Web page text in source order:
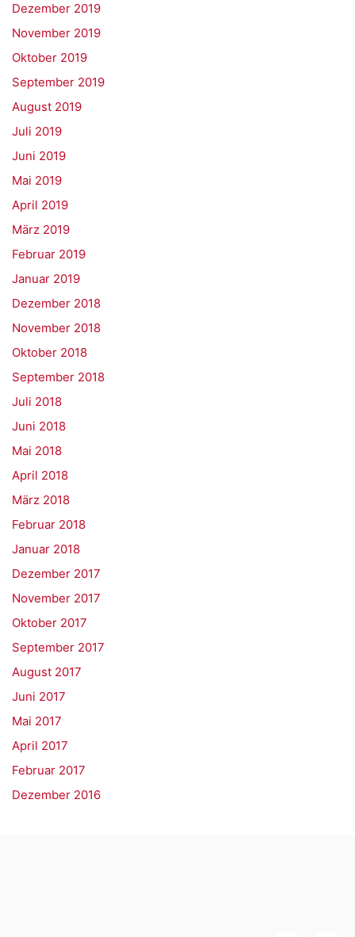
Dezember 2019
November 2019
Oktober 2019
September 2019
August 2019
Juli 2019
Juni 2019
Mai 2019
April 2019
März 2019
Februar 2019
Januar 2019
Dezember 2018
November 2018
Oktober 2018
September 2018
Juli 2018
Juni 2018
Mai 2018
April 2018
März 2018
Februar 2018
Januar 2018
Dezember 2017
November 2017
Oktober 2017
September 2017
August 2017
Juni 2017
Mai 2017
April 2017
Februar 2017
Dezember 2016